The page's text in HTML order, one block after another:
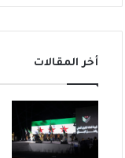
أخر المقالات